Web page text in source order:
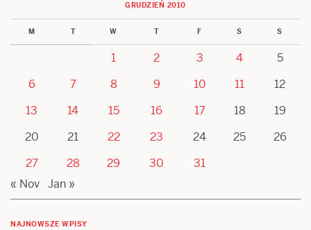
GRUDZIEŃ 2010
M T W T F S S
1 2 3 4
5
6
7 8 9 10 11
12
13
14 15 16 17 18
19
20
21 22 23 24 25
26
27
28 29 30
31
« Nov Jan »
NAJNOWSZE WPISY